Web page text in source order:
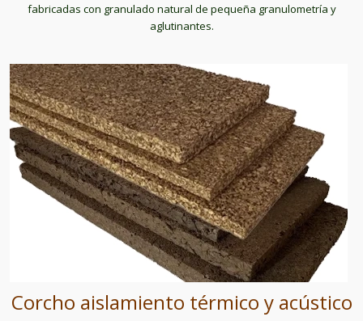
fabricadas con granulado natural de pequeña granulometría y
aglutinantes.
Corcho aislamiento térmico y acústico